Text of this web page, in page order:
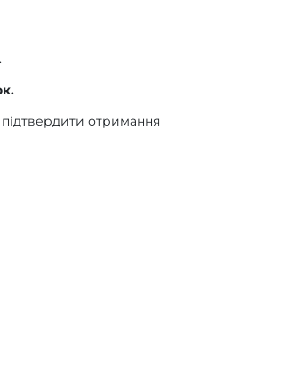
отримання